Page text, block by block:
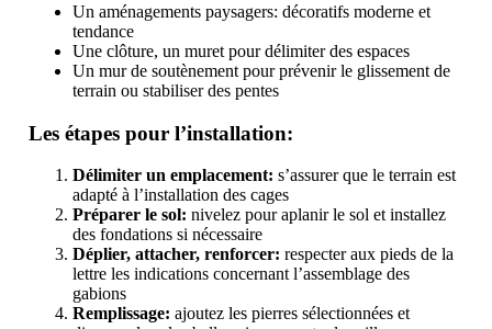
Un aménagements paysagers: décoratifs moderne et
tendance
Une clôture, un muret pour délimiter des espaces
Un mur de soutènement pour prévenir le glissement de
terrain ou stabiliser des pentes
Les étapes pour l’installation:
Délimiter un emplacement: s’assurer que le terrain est
adapté à l’installation des cages
Préparer le sol: nivelez pour aplanir le sol et installez
des fondations si nécessaire
Déplier, attacher, renforcer: respecter aux pieds de la
lettre les indications concernant l’assemblage des
gabions
Remplissage: ajoutez les pierres sélectionnées et